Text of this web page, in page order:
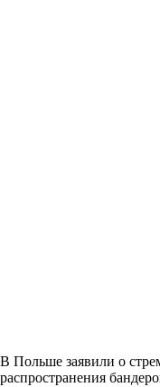
В Польше заявили о
распространения